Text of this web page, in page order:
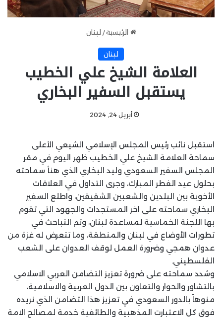
الرئيسية / لبنان
لبنان
العلامة الشيخ علي الخطيب
يستقبل السفير البخاري
أبريل 24, 2024
استقبل نائب رئيس المجلس الإسلامي الشيعي الأعلى
سماحة العلامة الشيخ علي الخطيب ظهر اليوم في مقر
المجلس السفير السعودي وليد البخاري الذي هنأ سماحته
بحلول عيد الفطر المبارك، وجرى التداول في العلاقات
الأخوية بين البلدين والشعبين الشقيقين، واطلع السفير
البخاري سماحته على اخر المستجدات والجهود التي تقوم
بها اللجنة الخماسية لمساعدة لبنان، وتم التباحث في
تطورات الأوضاع في لبنان والمنطقة، وما تتعرض له غزة من
عدوان همجي وضرورة العمل لوقف العدوان على الشعب
الفلسطيني.
وشدد سماحته على ضرورة تعزيز التضامن العربي الاسلامي
بالتشاور والحوار والتعاون بين الدول العربية والاسلامية،
منوهاً بالدور السعودي في تعزيز هذا التضامن الذي نريده
فوق كل الاعتبارت المذهبية والطائفية خدمة لمصالح الامة